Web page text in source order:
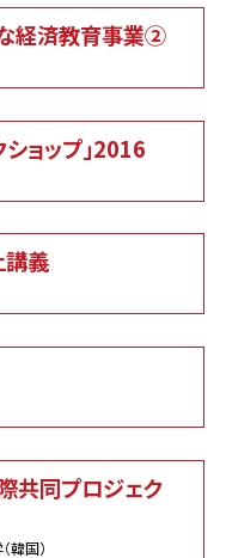
経済教育事業②
ショップ」2016
講義
共同プロジェク
国）